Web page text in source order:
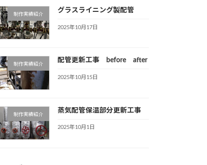
制作実績紹介
グラスライニング製配管
2025年10月17日
制作実績紹介
配管更新工事 before after
2025年10月15日
制作実績紹介
蒸気配管保温部分更新工事
2025年10月1日